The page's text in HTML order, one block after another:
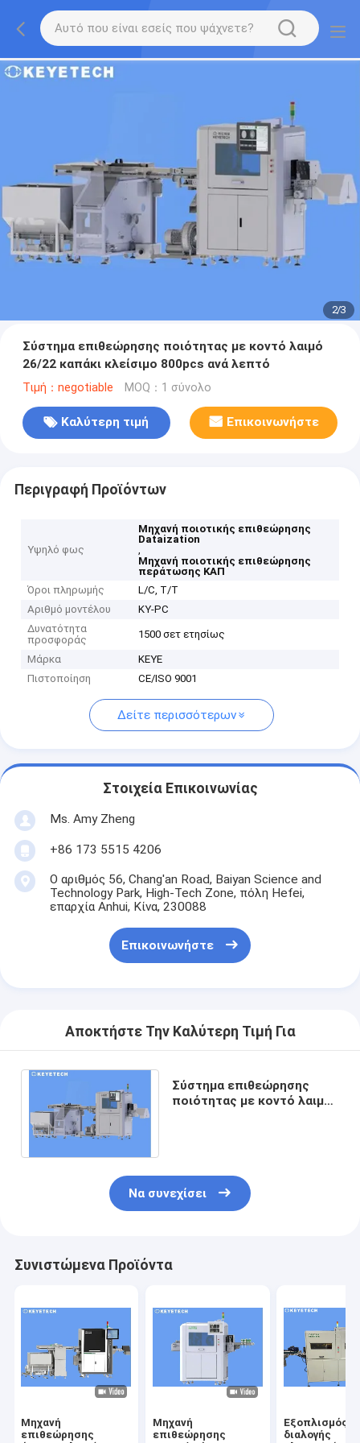
2/3
Σύστημα επιθεώρησης ποιότητας με κοντό λαιμό
26/22 καπάκι κλείσιμο 800pcs ανά λεπτό
Τιμή：negotiable MOQ：1 σύνολο
Καλύτερη τιμή Επικοινωνήστε
Περιγραφή Προϊόντων
Υψηλό φως
Μηχανή ποιοτικής επιθεώρησης
Dataization
,
Μηχανή ποιοτικής επιθεώρησης
περάτωσης ΚΑΠ
Όροι πληρωμής
L/C, T/T
Αριθμό μοντέλου
ΚΥ-PC
Δυνατότητα
προσφοράς
1500 σετ ετησίως
Μάρκα
KEYE
Πιστοποίηση
CE/ISO 9001
Δείτε περισσότερων
Στοιχεία Επικοινωνίας
Ms. Amy Zheng
+86 173 5515 4206
Ο αριθμός 56, Chang'an Road, Baiyan Science and
Technology Park, High-Tech Zone, πόλη Hefei,
επαρχία Anhui, Κίνα, 230088
Επικοινωνήστε
Αποκτήστε Την Καλύτερη Τιμή Για
Σύστημα επιθεώρησης
ποιότητας με κοντό λαιμό
Να συνεχίσει
Συνιστώμενα Προϊόντα
Μηχανή
επιθεώρησης
Μηχανή
επιθεώρησης
Εξοπλισμός
διαλογής